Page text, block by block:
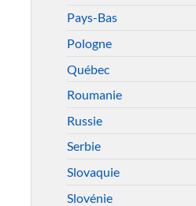
Pays-Bas
Pologne
Québec
Roumanie
Russie
Serbie
Slovaquie
Slovénie